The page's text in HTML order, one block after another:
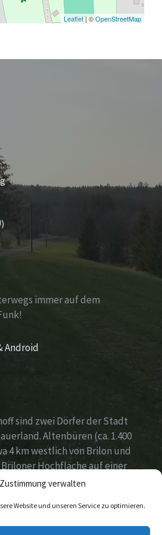
verwalten
Website und unseren Service zu optimieren.
Leaflet| ©OpenStreetMap
immer auf dem
Android
sind zwei Dörfer der Stadt
Altenbüren (ca. 1.400
4 km westlich von Brilon und
Hochfläche auf einer
ü. NN. Esshoff (ca. 80 Einwohner)
3 km nordwestlich von
zeichnen sich durch ein sehr